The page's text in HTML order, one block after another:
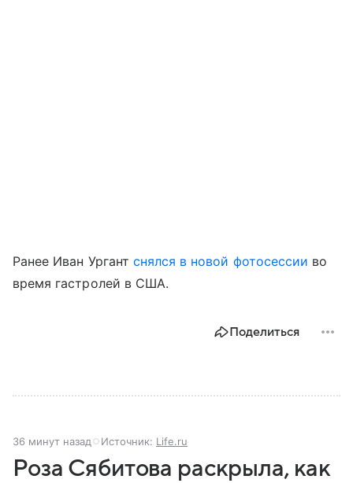
Ранее Иван Ургант снялся в новой фотосессии во
время гастролей в США.
Поделиться
36 минут назад Источник: Life.ru
Роза Сябитова раскрыла, как